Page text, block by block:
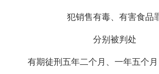
犯销售有毒、有害食品
分别被判处
有期徒刑五年二个月、一年五个月